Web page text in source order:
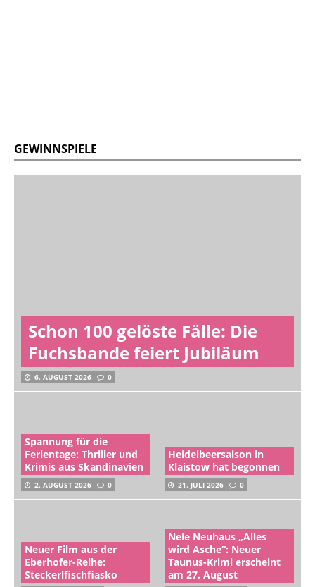
GEWINNSPIELE
Schon 100 gelöste Fälle: Die
Fuchsbande feiert Jubiläum
6. AUGUST 2026 0
Spannung für die
Ferientage: Thriller und
Krimis aus Skandinavien
2. AUGUST 2026 0
Heidelbeersaison in
Klaistow hat begonnen
21. JULI 2026 0
Neuer Film aus der
Eberhofer-Reihe:
Steckerlfischfiasko
Nele Neuhaus „Alles
wird Asche“: Neuer
Taunus-Krimi erscheint
am 27. August